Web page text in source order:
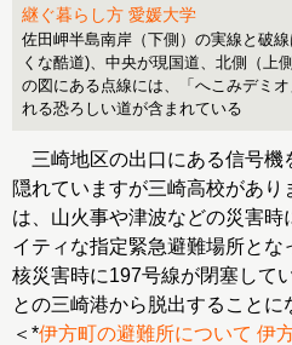
継ぐ暮らし方 愛媛大学
佐田岬半島南岸（下側）の実線と破
くな酷道)、中央が現国道、北側（上
の図にある点線には、「へこみデミ
れる恐ろしい道が含まれている
三崎地区の出口にある信号機
隠れていますが三崎高校があり
は、山火事や津波などの災害時
イティな指定緊急避難場所とな
核災害時に197号線が閉塞して
との三崎港から脱出することに
＜*伊方町の避難所について 伊